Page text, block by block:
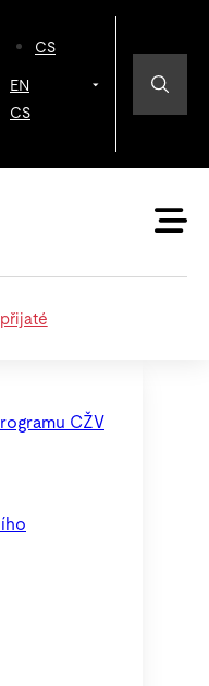
CS
EN
CS
CŽV